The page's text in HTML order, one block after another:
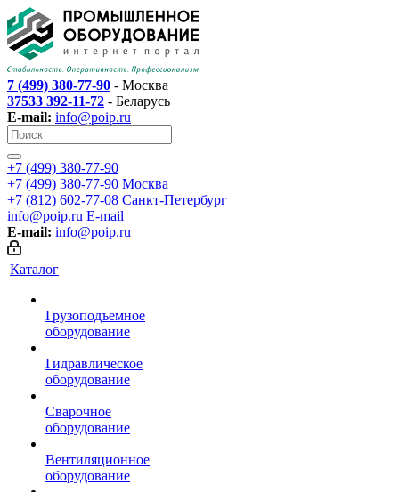
7 (499) 380-77-90 - Москва
37533 392-11-72 - Беларусь
E-mail: info@poip.ru
+7 (499) 380-77-90
+7 (499) 380-77-90 Москва
+7 (812) 602-77-08 Санкт-Петербург
info@poip.ru E-mail
E-mail: info@poip.ru
Каталог
Грузоподъемное
оборудование
Гидравлическое
оборудование
Сварочное
оборудование
Вентиляционное
оборудование